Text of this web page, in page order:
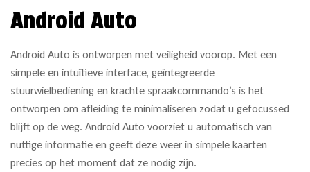
Android Auto
Android Auto is ontworpen met veiligheid voorop. Met een
simpele en intuïtieve interface, geïntegreerde
stuurwielbediening en krachte spraakcommando’s is het
ontworpen om afleiding te minimaliseren zodat u gefocussed
blijft op de weg. Android Auto voorziet u automatisch van
nuttige informatie en geeft deze weer in simpele kaarten
precies op het moment dat ze nodig zijn.